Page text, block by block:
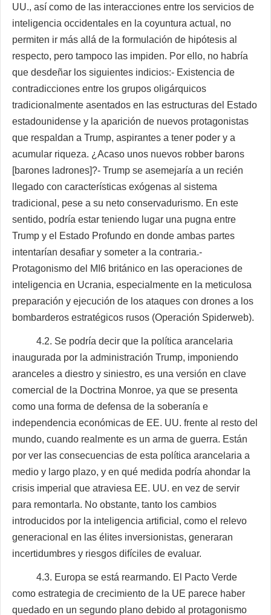
UU., así como de las interacciones entre los servicios de
inteligencia occidentales en la coyuntura actual, no
permiten ir más allá de la formulación de hipótesis al
respecto, pero tampoco las impiden. Por ello, no habría
que desdeñar los siguientes indicios:- Existencia de
contradicciones entre los grupos oligárquicos
tradicionalmente asentados en las estructuras del Estado
estadounidense y la aparición de nuevos protagonistas
que respaldan a Trump, aspirantes a tener poder y a
acumular riqueza. ¿Acaso unos nuevos robber barons
[barones ladrones]?- Trump se asemejaría a un recién
llegado con características exógenas al sistema
tradicional, pese a su neto conservadurismo. En este
sentido, podría estar teniendo lugar una pugna entre
Trump y el Estado Profundo en donde ambas partes
intentarían desafiar y someter a la contraria.-
Protagonismo del MI6 británico en las operaciones de
inteligencia en Ucrania, especialmente en la meticulosa
preparación y ejecución de los ataques con drones a los
bombarderos estratégicos rusos (Operación Spiderweb).
4.2. Se podría decir que la política arancelaria
inaugurada por la administración Trump, imponiendo
aranceles a diestro y siniestro, es una versión en clave
comercial de la Doctrina Monroe, ya que se presenta
como una forma de defensa de la soberanía e
independencia económicas de EE. UU. frente al resto del
mundo, cuando realmente es un arma de guerra. Están
por ver las consecuencias de esta política arancelaria a
medio y largo plazo, y en qué medida podría ahondar la
crisis imperial que atraviesa EE. UU. en vez de servir
para remontarla. No obstante, tanto los cambios
introducidos por la inteligencia artificial, como el relevo
generacional en las élites inversionistas, generaran
incertidumbres y riesgos difíciles de evaluar.
4.3. Europa se está rearmando. El Pacto Verde
como estrategia de crecimiento de la UE parece haber
quedado en un segundo plano debido al protagonismo